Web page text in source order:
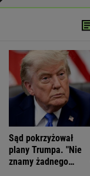
Sąd pokrzyżował
plany Trumpa. "Nie
znamy żadnego